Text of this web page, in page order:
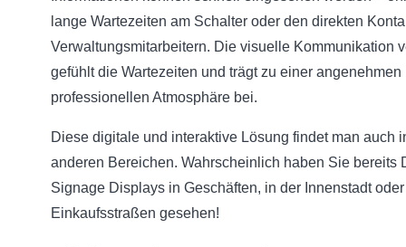
lange Wartezeiten am Schalter oder den direkten
Verwaltungsmitarbeitern. Die visuelle Kommunikation
gefühlt die Wartezeiten und trägt zu einer angenehmen
professionellen Atmosphäre bei.
Diese digitale und interaktive Lösung findet man auch
anderen Bereichen. Wahrscheinlich haben Sie bereits
Signage Displays in Geschäften, in der Innenstadt
Einkaufsstraßen gesehen!